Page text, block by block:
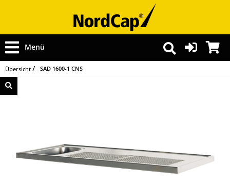
Menü
Übersicht SAD 1600-1 CNS